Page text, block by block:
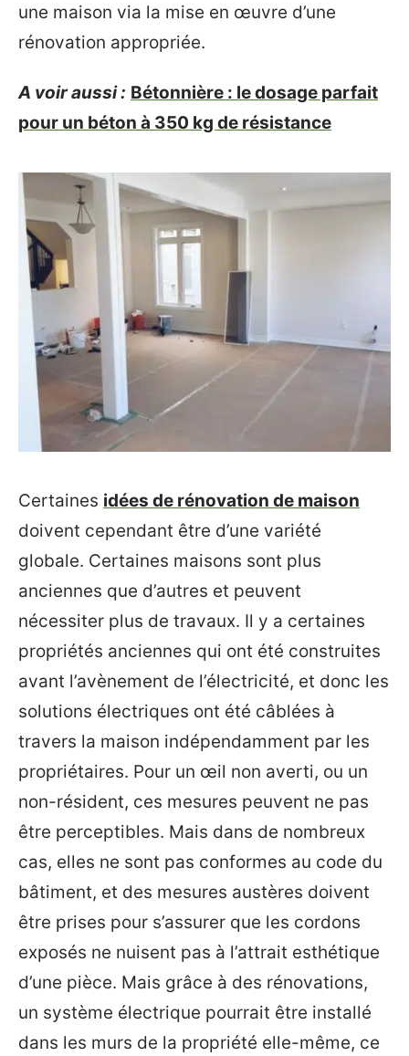
une maison via la mise en œuvre d’une
rénovation appropriée.
A voir aussi : Bétonnière : le dosage parfait
pour un béton à 350 kg de résistance
Certaines idées de rénovation de maison
doivent cependant être d’une variété
globale. Certaines maisons sont plus
anciennes que d’autres et peuvent
nécessiter plus de travaux. Il y a certaines
propriétés anciennes qui ont été construites
avant l’avènement de l’électricité, et donc les
solutions électriques ont été câblées à
travers la maison indépendamment par les
propriétaires. Pour un œil non averti, ou un
non-résident, ces mesures peuvent ne pas
être perceptibles. Mais dans de nombreux
cas, elles ne sont pas conformes au code du
bâtiment, et des mesures austères doivent
être prises pour s’assurer que les cordons
exposés ne nuisent pas à l’attrait esthétique
d’une pièce. Mais grâce à des rénovations,
un système électrique pourrait être installé
dans les murs de la propriété elle-même, ce